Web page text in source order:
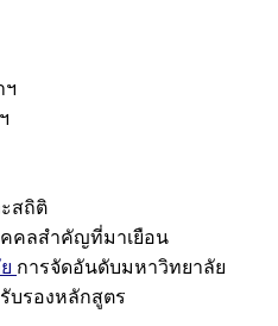
ฯ
สถิติ
คลสำคัญที่มาเยือน
การจัดอันดับมหาวิทยาลัย
บรองหลักสูตร